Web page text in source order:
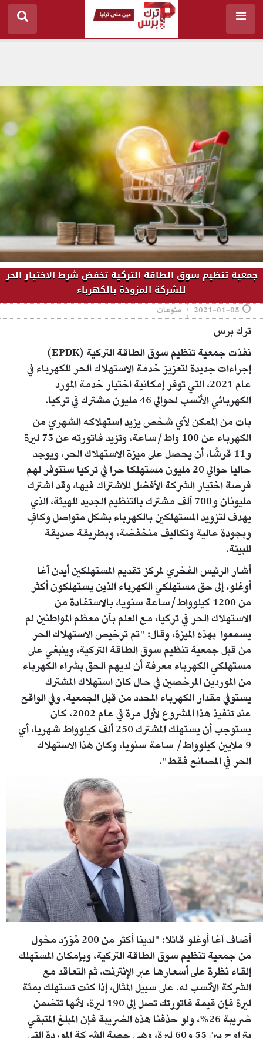
جمعية تنظيم سوق الطاقة التركية تخفض شرط الاختيار الحر
للشركة المزودة بالكهرباء
2021-01-05 منوعات
ترك برس
نفذت جمعية تنظيم سوق الطاقة التركية (EPDK)
إجراءات جديدة لتعزيز خدمة الاستهلاك الحر للكهرباء في
عام 2021، التي توفر إمكانية اختيار خدمة المورد
الكهربائي الأنسب لحوالي 46 مليون مشترك في تركيا.
بات من الممكن لأي شخص يزيد استهلاكه الشهري من
الكهرباء عن 100 واط/ساعة، وتزيد فاتورته عن 75 ليرة
و11 قرشًا، أن يحصل على ميزة الاستهلاك الحر، ويوجد
حاليا حوالي 20 مليون مستهلكا حرا في تركيا ستتوفر لهم
فرصة اختيار الشركة الأفضل للاشتراك فيها، وقد اشترك
مليونان و700 ألف مشترك بالتنظيم الجديد للهيئة، الذي
يهدف لتزويد المستهلكين بالكهرباء بشكل متواصل وكافٍ
وبجودة عالية وتكاليف منخفضة، وبطريقة صديقة
للبيئة.
أشار الرئيس الفخري لمركز تقديم المستهلكين أيدن آغا
أوغلو، إلى حق مستهلكي الكهرباء الذين يستهلكون أكثر
من 1200 كيلوواط/ساعة سنويا، بالاستفادة من
الاستهلاك الحر في تركيا، مع العلم بأن معظم المواطنين لم
يسمعوا بهذه الميزة، وقال: "تم ترخيص الاستهلاك الحر
من قبل جمعية تنظيم سوق الطاقة التركية، وينبغي على
مستهلكي الكهرباء معرفة أن لديهم الحق بشراء الكهرباء
من الموردين المرخصين في حال كان استهلاك المشترك
يستوفي مقدار الكهرباء المحدد من قبل الجمعية. وفي الواقع
عند تنفيذ هذا المشروع لأول مرة في عام 2002، كان
يستوجب أن يستهلك المشترك 250 ألف كيلوواط شهريا، أي
9 ملايين كيلوواط/ ساعة سنويا، وكان هذا الاستهلاك
الحر في المصانع فقط".
img_20201230_140346.jpg
أضاف آغا أوغلو قائلا: "لدينا أكثر من 200 مُوَرّد مخول
من جمعية تنظيم سوق الطاقة التركية، وبإمكان المستهلك
إلقاء نظرة على أسعارها عبر الإنترنت، ثم التعاقد مع
الشركة الأنسب له. على سبيل المثال، إذا كنت تستهلك بمئة
ليرة فإن قيمة فاتورتك تصل إلى 190 ليرة، لأنها تتضمن
ضريبة 26%، ولو حذفنا هذه الضريبة فإن المبلغ المتبقي